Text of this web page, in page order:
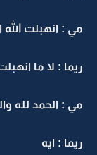
: انهبلت الله
: لا ما انهبلت
: الحمد لله
: ايه